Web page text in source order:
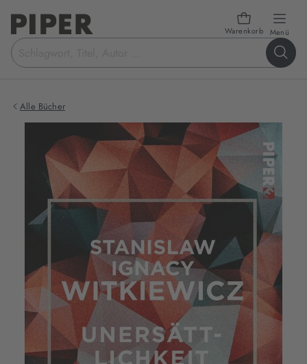
Warenkorb Menü
Suchbegriff
eingeben
Alle Bücher